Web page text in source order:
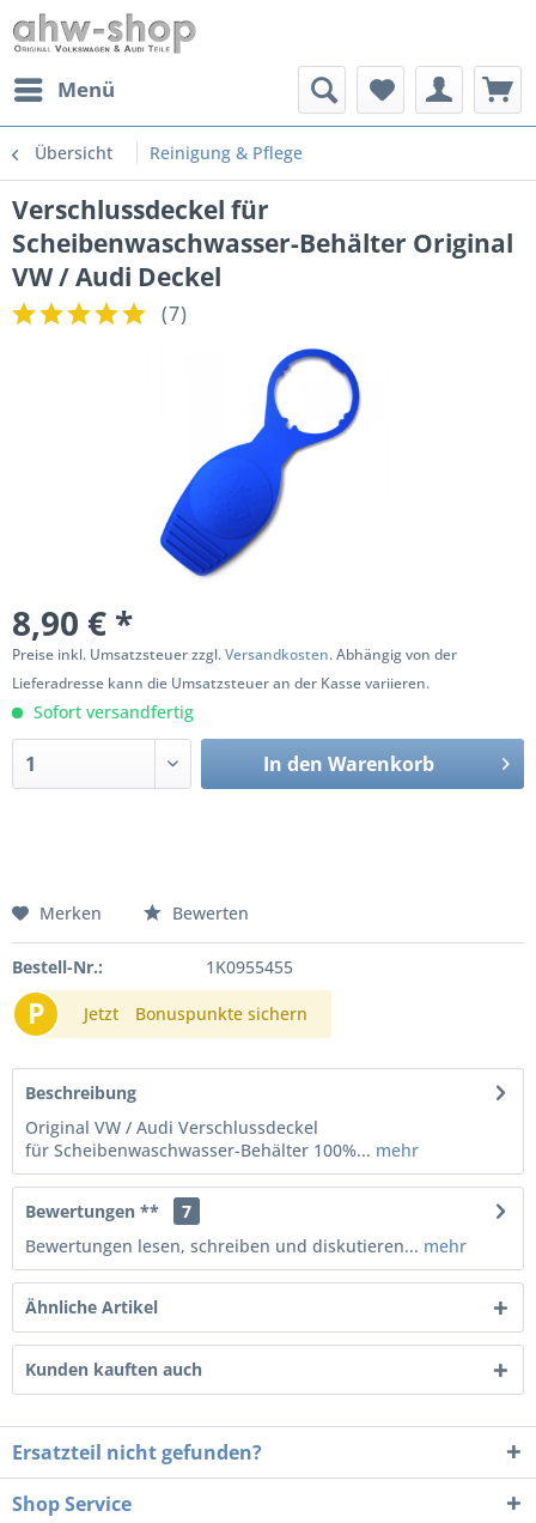
Menü
Übersicht Reinigung & Pflege
Verschlussdeckel für
Scheibenwaschwasser-Behälter Original
VW / Audi Deckel
(7)
8,90 € *
Preise inkl. Umsatzsteuer zzgl.Versandkosten. Abhängig von der
Lieferadresse kann die Umsatzsteuer an der Kasse variieren.
Sofort versandfertig
In den Warenkorb
Merken Bewerten
Bestell-Nr.: 1K0955455
P Jetzt Bonuspunkte sichern
Beschreibung
Original VW / Audi Verschlussdeckel
für Scheibenwaschwasser-Behälter 100%... mehr
Bewertungen **
7
Bewertungen lesen, schreiben und diskutieren... mehr
Ähnliche Artikel
Kunden kauften auch
Ersatzteil nicht gefunden?
Shop Service